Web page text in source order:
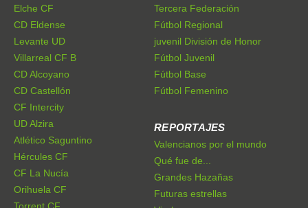
Elche CF
CD Eldense
Levante UD
Villarreal CF B
CD Alcoyano
CD Castellón
CF Intercity
UD Alzira
Atlético Saguntino
Hércules CF
CF La Nucía
Orihuela CF
Tercera Federación
Fútbol Regional
juvenil División de Honor
Fútbol Juvenil
Fútbol Base
Fútbol Femenino
REPORTAJES
Valencianos por el mundo
Qué fue de...
Grandes Hazañas
Futuras estrellas